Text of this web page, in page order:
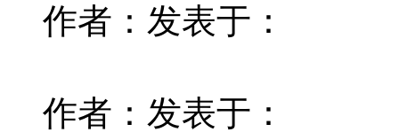
作者： 发表于：
作者： 发表于：